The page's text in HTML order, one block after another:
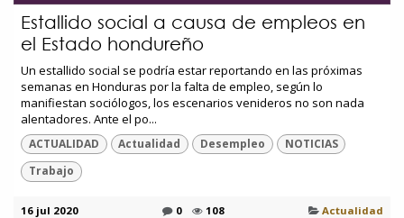
Estallido social a causa de empleos en
el Estado hondureño
Un estallido social se podría estar reportando en las próximas
semanas en Honduras por la falta de empleo, según lo
manifiestan sociólogos, los escenarios venideros no son nada
alentadores. Ante el po...
ACTUALIDAD Actualidad Desempleo
NOTICIAS
Trabajo
16 jul 2020 0 108 Actualidad